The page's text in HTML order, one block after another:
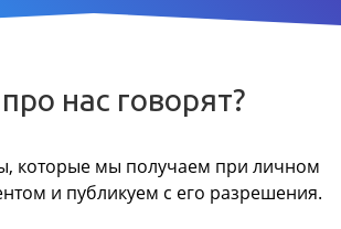
нас говорят?
которые мы получаем при личном
и публикуем с его разрешения.